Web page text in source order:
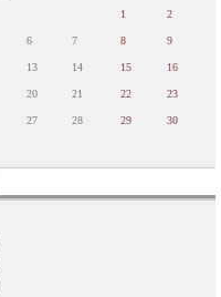
1 2
6 7 8 9
13 14 15 16
20 21 22 23
27 28 29 30